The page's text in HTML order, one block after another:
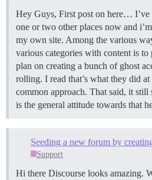
Hey Guys, First post on here… I’ve
one or two other places now and
my own site. Among the various
various categories with content is
plan on creating a bunch of ghost
rolling. I read that’s what they did at
common approach. That said, it still
is the general attitude towards that
Seeding a new forum by
Support
Hi there Discourse looks amazing.